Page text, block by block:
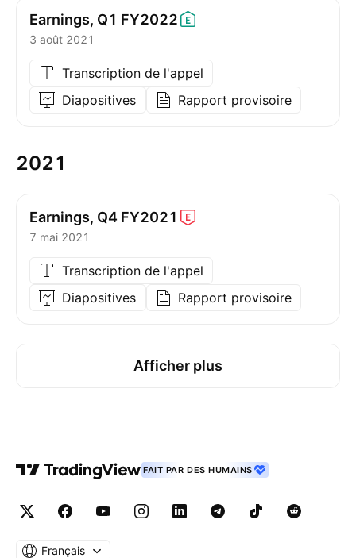
Earnings, Q1 FY2022
3 août 2021
Transcription de l'appel
Diapositives
Rapport provisoire
2021
Earnings, Q4 FY2021
7 mai 2021
Transcription de l'appel
Diapositives
Rapport provisoire
Afficher plus
FAIT PAR DES HUMAINS
Français